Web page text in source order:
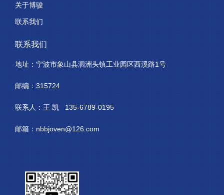
关于博骏
联系我们
联系我们
地址：宁波市象山县泗洲头镇工业园区西溪路1号
邮编：315724
联系人：王 凯 135-6789-0195
邮箱：nbbjoven@126.com